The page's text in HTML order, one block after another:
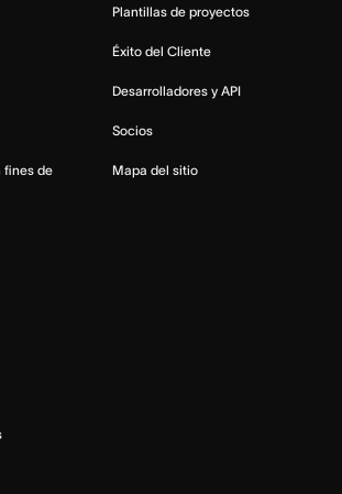
fines de
Plantillas de proyectos
Éxito del Cliente
Desarrolladores y API
Socios
Mapa del sitio